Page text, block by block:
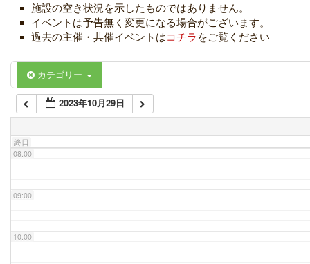
施設の空き状況を示したものではありません。
イベントは予告無く変更になる場合がございます。
過去の主催・共催イベントはコチラ をご覧ください
カテゴリー
2023年10月29日
終日
06:00
07:00
08:00
09:00
10:00